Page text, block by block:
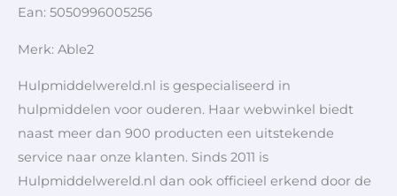
Ean: 5050996005256
Merk: Able2
Hulpmiddelwereld.nl is gespecialiseerd in
hulpmiddelen voor ouderen. Haar webwinkel biedt
naast meer dan 900 producten een uitstekende
service naar onze klanten. Sinds 2011 is
Hulpmiddelwereld.nl dan ook officieel erkend door de